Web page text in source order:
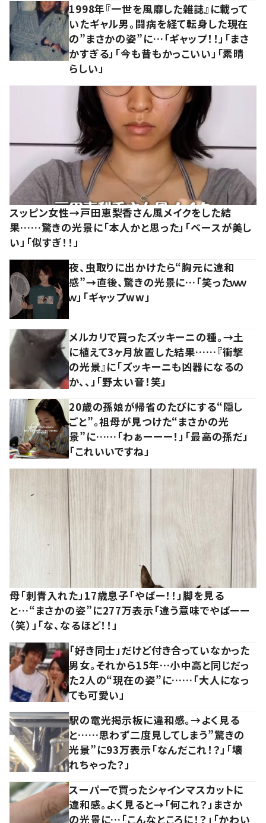
1998年『一世を風靡した雑誌』に載って
いたギャル男。闘病を経て転身した現在
の”まさかの姿”に…「ギャップ！！」「まさ
かすぎる」「今も昔もかっこいい」「素晴
らしい」
スッピン女性→戸田恵梨香さん風メイクをした結
果……驚きの光景に「本人かと思った」「ベースが美し
い」「似すぎ！！」
夜、虫取りに出かけたら“胸元に違和
感”→直後、驚きの光景に…「笑ったｗｗ
ｗ」「ギャップww」
メルカリで買ったズッキーニの種。→土
に植えて3ヶ月放置した結果……『衝撃
の光景』に「ズッキーニも凶器になるの
か、、」「野太い音！笑」
20歳の孫娘が帰省のたびにする“隠し
ごと”。祖母が見つけた“まさかの光
景”に……「わぁーーー！」「最高の孫だ」
「これいいですね」
母「刺青入れた」17歳息子「やばー！！」脚を見る
と…“まさかの姿”に277万表示「違う意味でやばーー
（笑）」「な、なるほど！！」
「好き同士」だけど付き合っていなかった
男女。それから15年…小中高と同じだっ
た2人の“現在の姿”に……「大人になっ
ても可愛い」
駅の電光掲示板に違和感。→よく見る
と……思わず二度見してしまう”驚きの
光景”に93万表示「なんだこれ！？」「壊
れちゃった？」
スーパーで買ったシャインマスカットに
違和感。よく見ると→「何これ？」まさか
の光景に…「こんなところに！？」「かわい